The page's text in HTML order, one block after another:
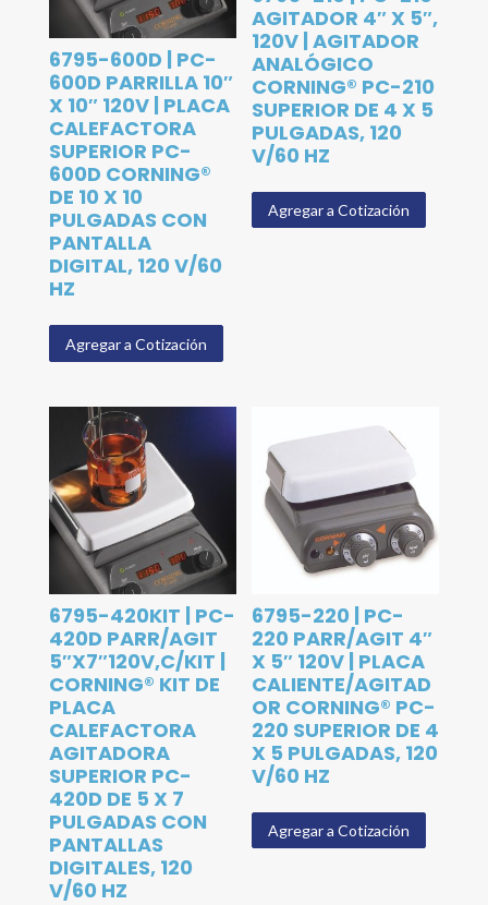
6795-600D | PC-
600D PARRILLA 10″
X 10″ 120V | PLACA
CALEFACTORA
SUPERIOR PC-
600D CORNING®
DE 10 X 10
PULGADAS CON
PANTALLA
DIGITAL, 120 V/60
HZ
Agregar a Cotización
AGITADOR 4″ X 5″,
120V | AGITADOR
ANALÓGICO
CORNING® PC-210
SUPERIOR DE 4 X 5
PULGADAS, 120
V/60 HZ
Agregar a Cotización
6795-420KIT | PC-
420D PARR/AGIT
5″X7″120V,C/KIT |
CORNING® KIT DE
PLACA
CALEFACTORA
AGITADORA
SUPERIOR PC-
420D DE 5 X 7
PULGADAS CON
PANTALLAS
DIGITALES, 120
V/60 HZ
6795-220 | PC-
220 PARR/AGIT 4″
X 5″ 120V | PLACA
CALIENTE/AGITAD
OR CORNING® PC-
220 SUPERIOR DE 4
X 5 PULGADAS, 120
V/60 HZ
Agregar a Cotización